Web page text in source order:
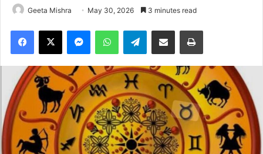
Geeta Mishra May 30, 2026 3 minutes read
Facebook
X MessengerWhatsAppTelegramShare via Email Print